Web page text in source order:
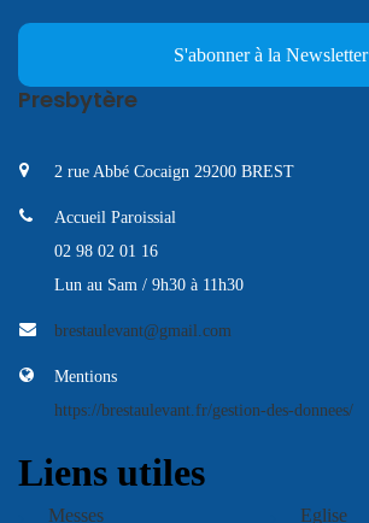
S'abonner à la Newsletter
Presbytère
2 rue Abbé Cocaign 29200 BREST
Accueil Paroissial
02 98 02 01 16
Lun au Sam / 9h30 à 11h30
brestaulevant@gmail.com
Mentions
https://brestaulevant.fr/gestion-des-donnees/
Liens utiles
Messes Eglise